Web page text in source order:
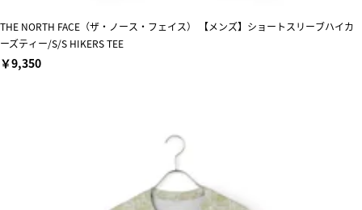
THE NORTH FACE（ザ・ノース・フェイス） 【メンズ】ショートスリーブハイカ
ーズティー/S/S HIKERS TEE
￥9,350